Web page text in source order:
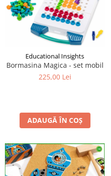
Educational Insights
Bormasina Magica - set mobil
225,00 Lei
ADAUGĂ ÎN COȘ